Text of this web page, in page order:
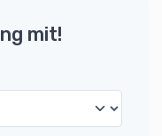
mit!